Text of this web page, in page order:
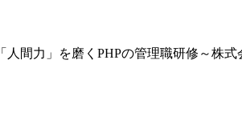
「人間力」を磨くPHPの管理職研修～株式